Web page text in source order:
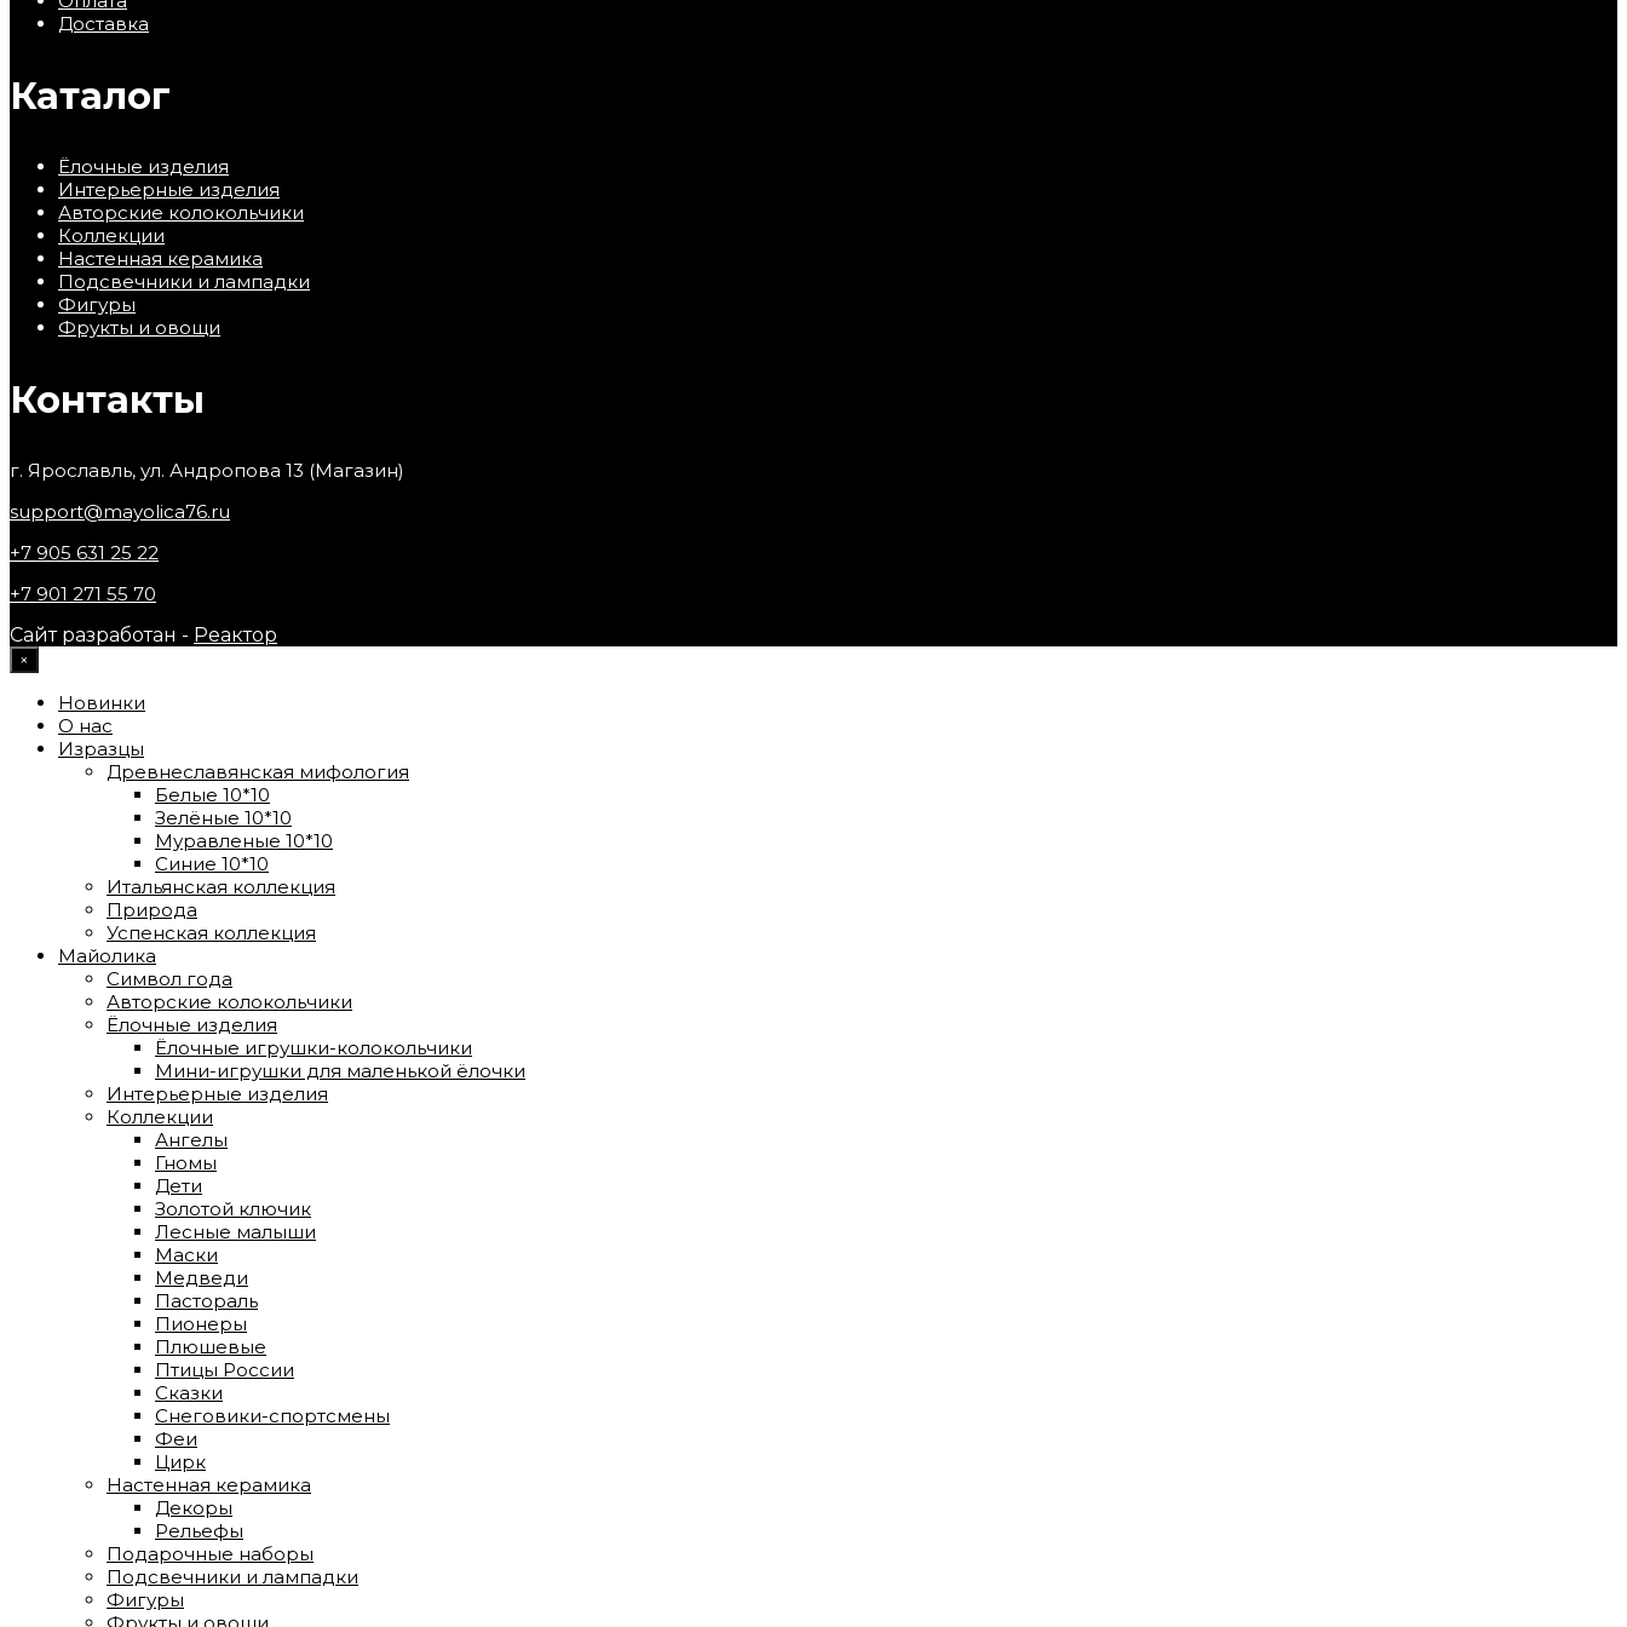
Доставка
Каталог
Ёлочные изделия
Интерьерные изделия
Авторские колокольчики
Коллекции
Настенная керамика
Подсвечники и лампадки
Фигуры
Фрукты и овощи
Контакты
г. Ярославль, ул. Андропова 13 (Магазин)
support@mayolica76.ru
+7 905 631 25 22
+7 901 271 55 70
Сайт разработан - Реактор
×
Новинки
О нас
Изразцы
Древнеславянская мифология
Белые 10*10
Зелёные 10*10
Муравленые 10*10
Синие 10*10
Итальянская коллекция
Природа
Успенская коллекция
Майолика
Символ года
Авторские колокольчики
Ёлочные изделия
Ёлочные игрушки-колокольчики
Мини-игрушки для маленькой ёлочки
Интерьерные изделия
Коллекции
Ангелы
Гномы
Дети
Золотой ключик
Лесные малыши
Маски
Медведи
Пастораль
Пионеры
Плюшевые
Птицы России
Сказки
Снеговики-спортсмены
Феи
Цирк
Настенная керамика
Декоры
Рельефы
Подарочные наборы
Подсвечники и лампадки
Фигуры